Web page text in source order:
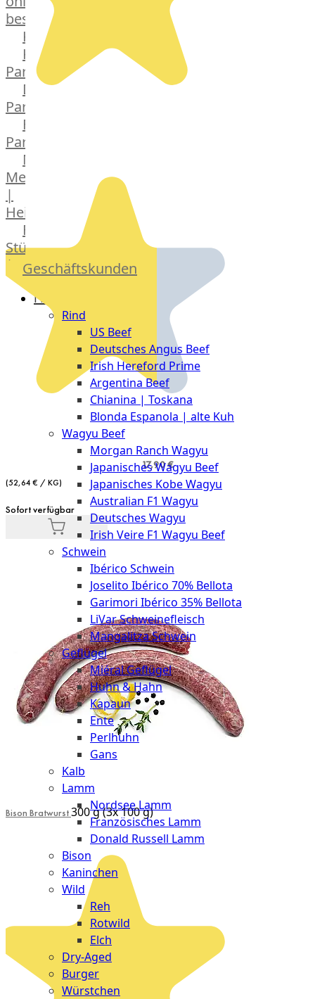
bestellen
Karriere
Kochschul-
Partner
Depot-
Partner
Frischetheken-
Partner
Männer
Metzger
|
Heinsberg
Feinkost
Stüttgen
|
Düsseldorf
The
Stuttgart
Geschäftskunden
Fleisch
Rind
US Beef
Deutsches Angus Beef
Irish Hereford Prime
Argentina Beef
Chianina | Toskana
Blonda Espanola | alte Kuh
Wagyu Beef
Morgan Ranch Wagyu
Japanisches Wagyu Beef
Japanisches Kobe Wagyu
Australian F1 Wagyu
Deutsches Wagyu
Irish Veire F1 Wagyu Beef
Schwein
Ibérico Schwein
Joselito Ibérico 70% Bellota
Garimori Ibérico 35% Bellota
LiVar Schweinefleisch
Mangalitza Schwein
Geflügel
Miéral Geflügel
Huhn & Hahn
Kapaun
Ente
Perlhuhn
Gans
Kalb
Lamm
Nordsee Lamm
Französisches Lamm
Donald Russell Lamm
Bison
Kaninchen
Wild
Reh
Rotwild
Elch
Dry-Aged
Burger
Würstchen
17,90 €
(52,64 € / KG)
Sofort verfügbar
Bison Bratwurst300 g (3x 100 g)